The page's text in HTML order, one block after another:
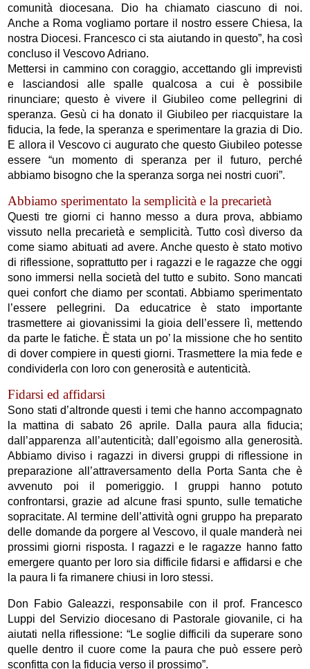
comunità diocesana. Dio ha chiamato ciascuno di noi.
Anche a Roma vogliamo portare il nostro essere Chiesa, la
nostra Diocesi. Francesco ci sta aiutando in questo”, ha così
concluso il Vescovo Adriano.
Mettersi in cammino con coraggio, accettando gli imprevisti
e lasciandosi alle spalle qualcosa a cui è possibile
rinunciare; questo è vivere il Giubileo come pellegrini di
speranza. Gesù ci ha donato il Giubileo per riacquistare la
fiducia, la fede, la speranza e sperimentare la grazia di Dio.
E allora il Vescovo ci augurato che questo Giubileo potesse
essere “un momento di speranza per il futuro, perché
abbiamo bisogno che la speranza sorga nei nostri cuori”.
Abbiamo sperimentato la semplicità e la precarietà
Questi tre giorni ci hanno messo a dura prova, abbiamo
vissuto nella precarietà e semplicità. Tutto così diverso da
come siamo abituati ad avere. Anche questo è stato motivo
di riflessione, soprattutto per i ragazzi e le ragazze che oggi
sono immersi nella società del tutto e subito. Sono mancati
quei confort che diamo per scontati. Abbiamo sperimentato
l’essere pellegrini. Da educatrice è stato importante
trasmettere ai giovanissimi la gioia dell’essere lì, mettendo
da parte le fatiche. È stata un po’ la missione che ho sentito
di dover compiere in questi giorni. Trasmettere la mia fede e
condividerla con loro con generosità e autenticità.
Fidarsi ed affidarsi
Sono stati d’altronde questi i temi che hanno accompagnato
la mattina di sabato 26 aprile. Dalla paura alla fiducia;
dall’apparenza all’autenticità; dall’egoismo alla generosità.
Abbiamo diviso i ragazzi in diversi gruppi di riflessione in
preparazione all’attraversamento della Porta Santa che è
avvenuto poi il pomeriggio. I gruppi hanno potuto
confrontarsi, grazie ad alcune frasi spunto, sulle tematiche
sopracitate. Al termine dell’attività ogni gruppo ha preparato
delle domande da porgere al Vescovo, il quale manderà nei
prossimi giorni risposta. I ragazzi e le ragazze hanno fatto
emergere quanto per loro sia difficile fidarsi e affidarsi e che
la paura li fa rimanere chiusi in loro stessi.
Don Fabio Galeazzi, responsabile con il prof. Francesco
Luppi del Servizio diocesano di Pastorale giovanile, ci ha
aiutati nella riflessione: “Le soglie difficili da superare sono
quelle dentro il cuore come la paura che può essere però
sconfitta con la fiducia verso il prossimo”.